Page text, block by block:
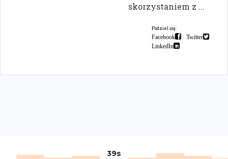
skorzystaniem z ...
Podziel się:
Facebook
Twitter
LinkedIn
39s